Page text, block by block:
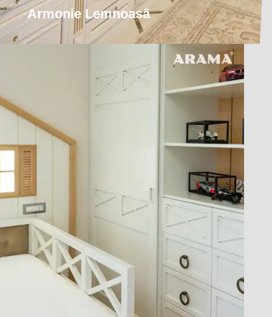
Armonie Lemnoasă